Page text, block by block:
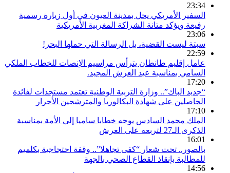
23:34
السفير الأمريكي يحل بمدينة العيون في أول زيارة رسمية
رفيعة ويؤكد متانة الشراكة المغربية الأمريكية
23:06
سبتة ليست القضية، بل الرسالة التي حملها البحر!
22:59
عامل إقليم طانطان يترأس مراسيم الإنصات للخطاب الملكي
السامي بمناسبة عيد العرش المجيد.
17:20
“جديد الباك”.. وزارة التربية الوطنية تعتمد مستجدات لفائدة
الحاصلين على شهادة البكالوريا والمترشحين الأحرار
17:10
الملك محمد السادس يوجه خطابا ساميا إلى الأمة بمناسبة
الذكرى الـ27 لتربعه على العرش
16:01
بالصور.. تحت شعار “كفى تجاهلا”.. وقفة احتجاجية بكلميم
للمطالبة بإنقاذ القطاع الصحي بالجهة
14:56